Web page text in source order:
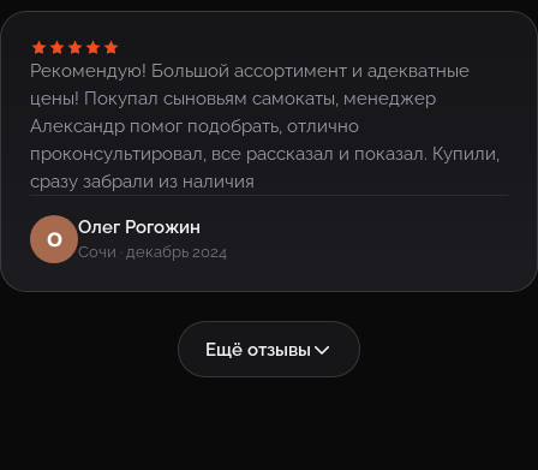
Рекомендую! Большой ассортимент и адекватные
цены! Покупал сыновьям самокаты, менеджер
Александр помог подобрать, отлично
проконсультировал, все рассказал и показал. Купили,
сразу забрали из наличия
О Олег Рогожин
Сочи · декабрь 2024
Ещё отзывы